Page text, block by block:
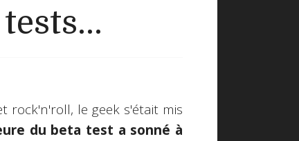
rock'n'roll, le geek s'était mis
du beta test a sonné à